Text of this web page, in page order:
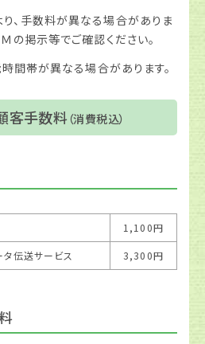
、手数料が異なる場合がありま
の掲示等でご確認ください。
間帯が異なる場合があります。
客手数料 （消費税込）
1,100円
伝送サービス 3,300円